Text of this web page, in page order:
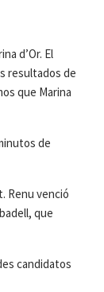
d’Or. El
resultados de
que Marina
de
Renu venció
que
candidatos